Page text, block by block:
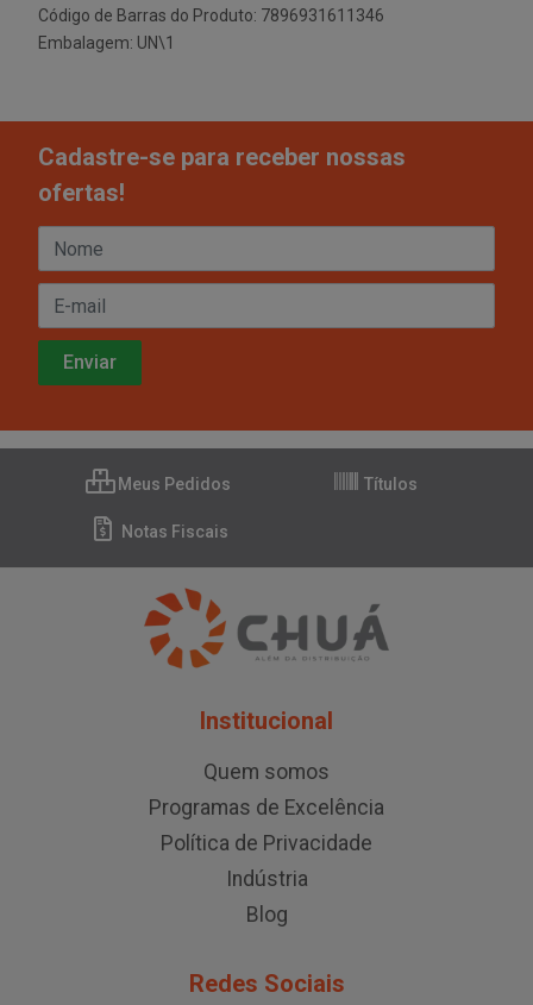
Código de Barras do Produto: 7896931611346
Embalagem: UN\1
Cadastre-se para receber nossas
ofertas!
Meus Pedidos Títulos
Notas Fiscais
Institucional
Quem somos
Programas de Excelência
Política de Privacidade
Indústria
Blog
Redes Sociais